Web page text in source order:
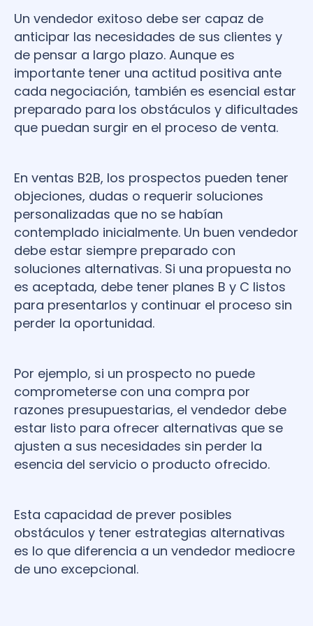
Un vendedor exitoso debe ser capaz de
anticipar las necesidades de sus clientes y
de pensar a largo plazo. Aunque es
importante tener una actitud positiva ante
cada negociación, también es esencial estar
preparado para los obstáculos y dificultades
que puedan surgir en el proceso de venta.
En ventas B2B, los prospectos pueden tener
objeciones, dudas o requerir soluciones
personalizadas que no se habían
contemplado inicialmente. Un buen vendedor
debe estar siempre preparado con
soluciones alternativas. Si una propuesta no
es aceptada, debe tener planes B y C listos
para presentarlos y continuar el proceso sin
perder la oportunidad.
Por ejemplo, si un prospecto no puede
comprometerse con una compra por
razones presupuestarias, el vendedor debe
estar listo para ofrecer alternativas que se
ajusten a sus necesidades sin perder la
esencia del servicio o producto ofrecido.
Esta capacidad de prever posibles
obstáculos y tener estrategias alternativas
es lo que diferencia a un vendedor mediocre
de uno excepcional.